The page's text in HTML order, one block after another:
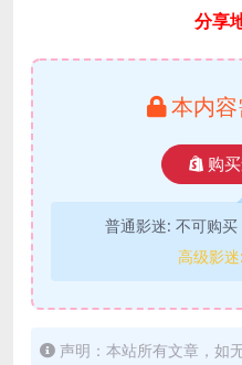
分享
本内
购
普通影迷: 不可购买
高级影迷:
声明：本站所有文章，如